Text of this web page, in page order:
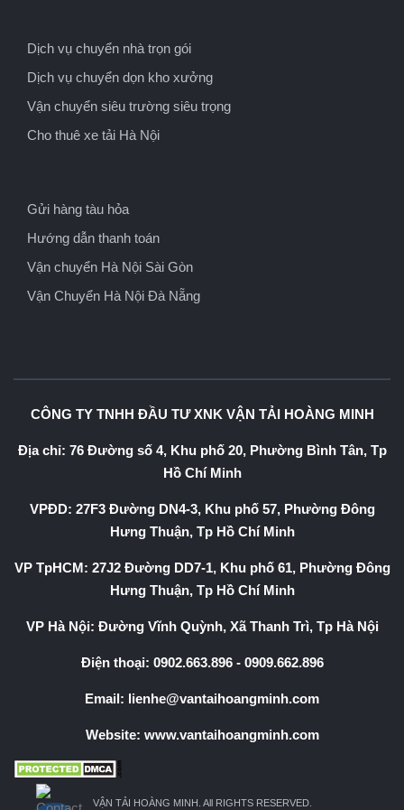
Dịch vụ chuyển nhà trọn gói
Dịch vụ chuyển dọn kho xưởng
Vận chuyển siêu trường siêu trọng
Cho thuê xe tải Hà Nội
Gửi hàng tàu hỏa
Hướng dẫn thanh toán
Vận chuyển Hà Nội Sài Gòn
Vận Chuyển Hà Nội Đà Nẵng
CÔNG TY TNHH ĐẦU TƯ XNK VẬN TẢI HOÀNG MINH
Địa chỉ: 76 Đường số 4, Khu phố 20, Phường Bình Tân, Tp
Hồ Chí Minh
VPĐD: 27F3 Đường DN4-3, Khu phố 57, Phường Đông
Hưng Thuận, Tp Hồ Chí Minh
VP TpHCM: 27J2 Đường DD7-1, Khu phố 61, Phường Đông
Hưng Thuận, Tp Hồ Chí Minh
VP Hà Nội: Đường Vĩnh Quỳnh, Xã Thanh Trì, Tp Hà Nội
Điện thoại: 0902.663.896- 0909.662.896
Email: lienhe@vantaihoangminh.com
Website: www.vantaihoangminh.com
VẬN TẢI HOÀNG MINH. All RIGHTS RESERVED.